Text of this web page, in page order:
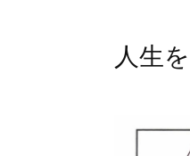
人生